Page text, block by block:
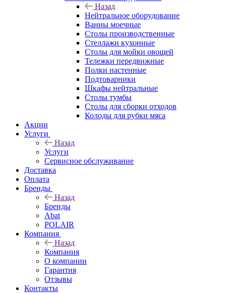
Назад
Нейтральное оборудование
Ванны моечные
Столы производственные
Стеллажи кухонные
Столы для мойки овощей
Тележки передвижные
Полки настенные
Подтоварники
Шкафы нейтральные
Столы тумбы
Столы для сборки отходов
Колоды для рубки мяса
Акции
Услуги
Назад
Услуги
Сервисное обслуживание
Доставка
Оплата
Бренды
Назад
Бренды
Abat
POLAIR
Компания
Назад
Компания
О компании
Гарантия
Отзывы
Контакты